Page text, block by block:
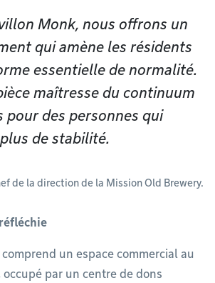
Monk, nous offrons un
qui amène les résidents
essentielle de normalité.
maîtresse du continuum
pour des personnes qui
de stabilité.
de la direction de la Mission Old Brewery.
un espace commercial au
par un centre de dons